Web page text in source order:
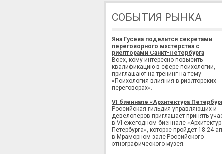
СОБЫТИЯ РЫНКА
Яна Гусева поделится секретами
переговорного мастерства с
риелторами Санкт-Петербурга
Всех, кому интересно повысить
квалификацию в сфере психологии,
приглашают на тренинг на тему
«Психология влияния в риэлторских
переговорах».
VI биеннале «Архитектура
Российская гильдия управляющих и
девелоперов приглашает принять
в VI ежегодном биеннале
Петербурга», которое пройдет 18-24
в Мраморном зале Российского
этнографического музея.